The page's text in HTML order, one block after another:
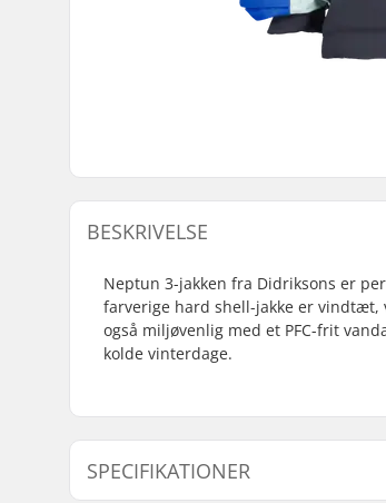
BESKRIVELSE
Neptun 3-jakken fra Didriksons er
farverige hard shell-jakke er vindtæt,
også miljøvenlig med et PFC-frit
kolde vinterdage.
SPECIFIKATIONER